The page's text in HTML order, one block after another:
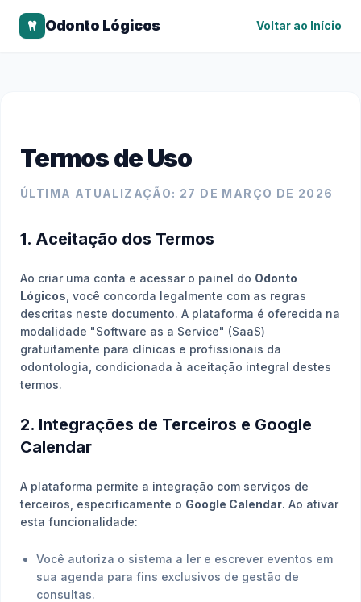
Odonto Lógicos Voltar ao Início
Termos de Uso
ÚLTIMA ATUALIZAÇÃO: 27 DE MARÇO DE 2026
1. Aceitação dos Termos
Ao criar uma conta e acessar o painel do Odonto
Lógicos , você concorda legalmente com as regras
descritas neste documento. A plataforma é oferecida na
modalidade "Software as a Service" (SaaS)
gratuitamente para clínicas e profissionais da
odontologia, condicionada à aceitação integral destes
termos.
2. Integrações de Terceiros e Google
Calendar
A plataforma permite a integração com serviços de
terceiros, especificamente o Google Calendar. Ao ativar
esta funcionalidade:
Você autoriza o sistema a ler e escrever eventos em
sua agenda para fins exclusivos de gestão de
consultas.